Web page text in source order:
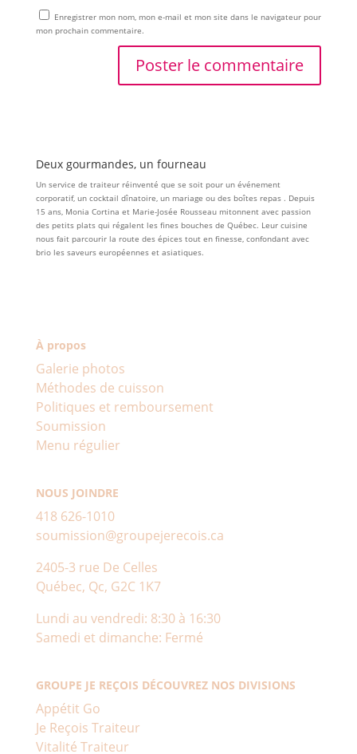
Enregistrer mon nom, mon e-mail et mon site dans le navigateur pour
mon prochain commentaire.
Deux gourmandes, un fourneau
Un service de traiteur réinventé que se soit pour un événement
corporatif, un cocktail dînatoire, un mariage ou des boîtes repas . Depuis
15 ans, Monia Cortina et Marie-Josée Rousseau mitonnent avec passion
des petits plats qui régalent les fines bouches de Québec. Leur cuisine
nous fait parcourir la route des épices tout en finesse, confondant avec
brio les saveurs européennes et asiatiques.
À propos
Galerie photos
Méthodes de cuisson
Politiques et remboursement
Soumission
Menu régulier
NOUS JOINDRE
418 626-1010
soumission@groupejerecois.ca
2405-3 rue De Celles
Québec, Qc, G2C 1K7
Lundi au vendredi: 8:30 à 16:30
Samedi et dimanche: Fermé
GROUPE JE REÇOIS DÉCOUVREZ NOS DIVISIONS
Appétit Go
Je Reçois Traiteur
Vitalité Traiteur